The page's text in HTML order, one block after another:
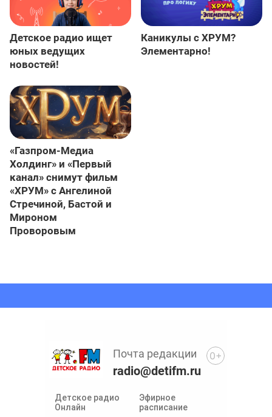
Детское радио ищет
юных ведущих
новостей!
Каникулы с ХРУМ?
Элементарно!
«Газпром-Медиа
Холдинг» и «Первый
канал» снимут фильм
«ХРУМ» с Ангелиной
Стречиной, Бастой и
Мироном
Проворовым
Детское радио
Онлайн
Эфирное
расписание
Почта редакции
radio@detifm.ru
0+